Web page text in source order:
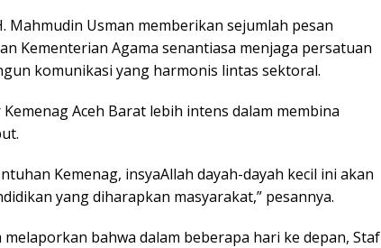
Mahmudin Usman memberikan sejumlah pesan
Kementerian Agama senantiasa menjaga persatuan
komunikasi yang harmonis lintas sektoral.
Aceh Barat lebih intens dalam membina
Kemenag, insyaAllah dayah-dayah kecil ini akan
yang diharapkan masyarakat,” pesannya.
bahwa dalam beberapa hari ke depan, Staf